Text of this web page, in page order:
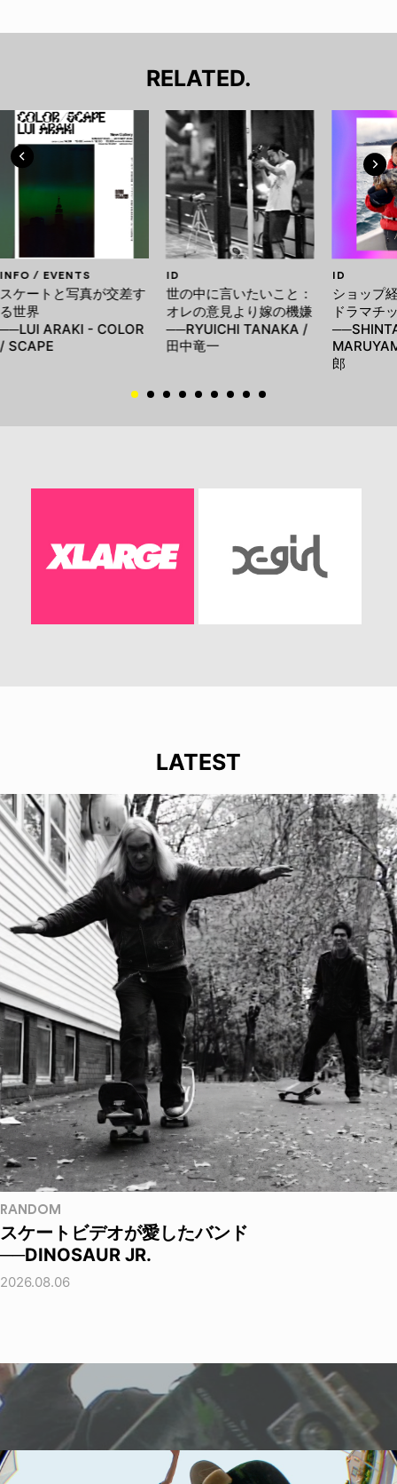
RELATED.
INFO / EVENTS
スケートと写真が交差す
る世界
──LUI ARAKI - COLOR
/ SCAPE
ID
世の中に言いたいこと：
オレの意見より嫁の機嫌
──RYUICHI TANAKA /
田中竜一
ID
ショップ
ドラマチ
郎
LATEST
RANDOM
スケートビデオが愛したバンド
──DINOSAUR JR.
2026.08.06